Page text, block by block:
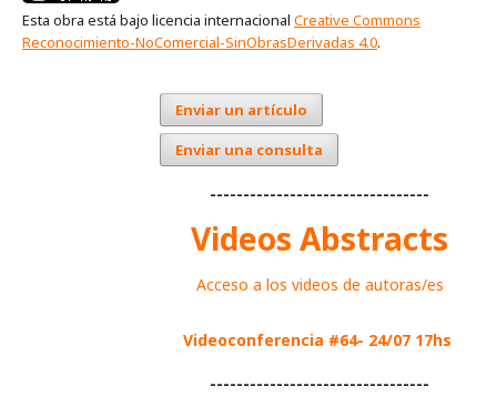
Esta obra está bajo licencia internacional Creative Commons
Reconocimiento-NoComercial-SinObrasDerivadas 4.0.
Enviar un artículo
Enviar una consulta
---------------------------------
Videos Abstracts
Acceso a los videos de autoras/es
Videoconferencia #64- 24/07 17hs
---------------------------------